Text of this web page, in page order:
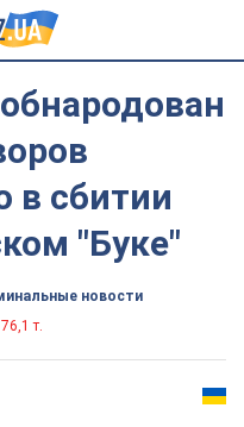
в сбитии
"Буке"
новости
т.